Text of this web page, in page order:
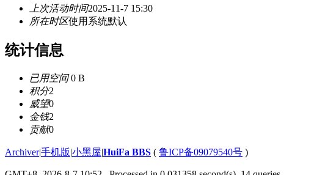
上次活动时间2025-11-7 15:30
所在时区使用系统默认
统计信息
已用空间0 B
积分2
威望0
金钱2
贡献0
Archiver|手机版|小黑屋|HuiFa BBS ( 鲁ICP备09079540号 )